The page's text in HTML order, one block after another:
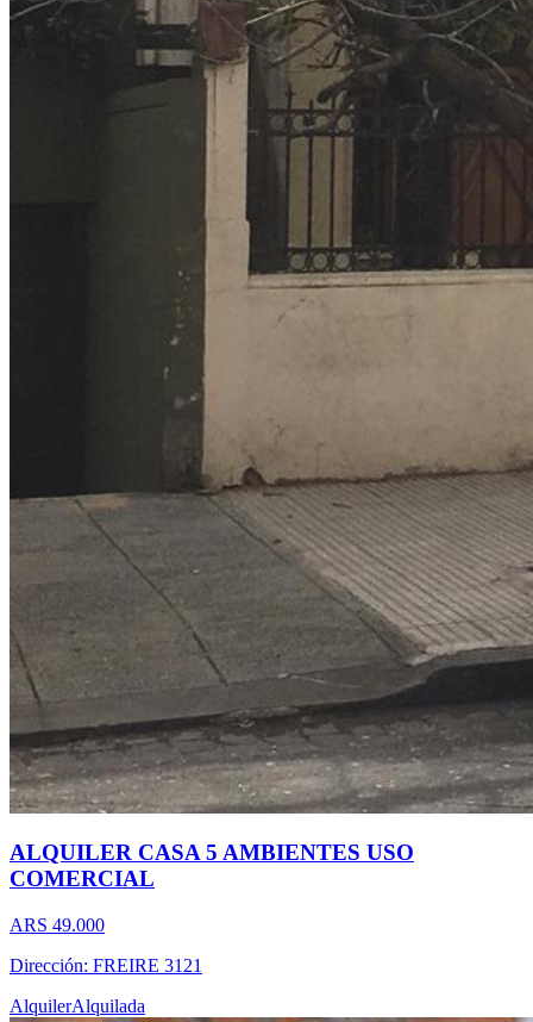
ALQUILER CASA 5 AMBIENTES USO
COMERCIAL
ARS 49.000
Dirección: FREIRE 3121
AlquilerAlquilada